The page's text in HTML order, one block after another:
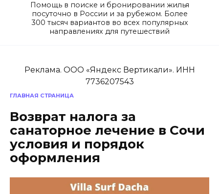
Помощь в поиске и бронировании жилья
посуточно в России и за рубежом. Более
300 тысяч вариантов во всех популярных
направлениях для путешествий
Реклама. ООО «Яндекс Вертикали». ИНН
7736207543
ГЛАВНАЯ СТРАНИЦА
Возврат налога за
санаторное лечение в Сочи
условия и порядок
оформления